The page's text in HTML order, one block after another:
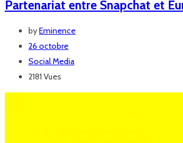
Partenariat entre Snapchat et
byEminence
26 octobre
Social Media
2181 Vues